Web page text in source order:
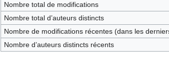
Nombre total de modifications
Nombre total d’auteurs distincts
Nombre de modifications récentes (dans les
Nombre d’auteurs distincts récents